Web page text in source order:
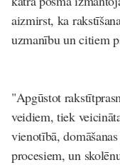
aizmirst, ka
uzmanību un citiem
"Apgūstot
veidiem, tiek
vienotībā,
procesiem, un